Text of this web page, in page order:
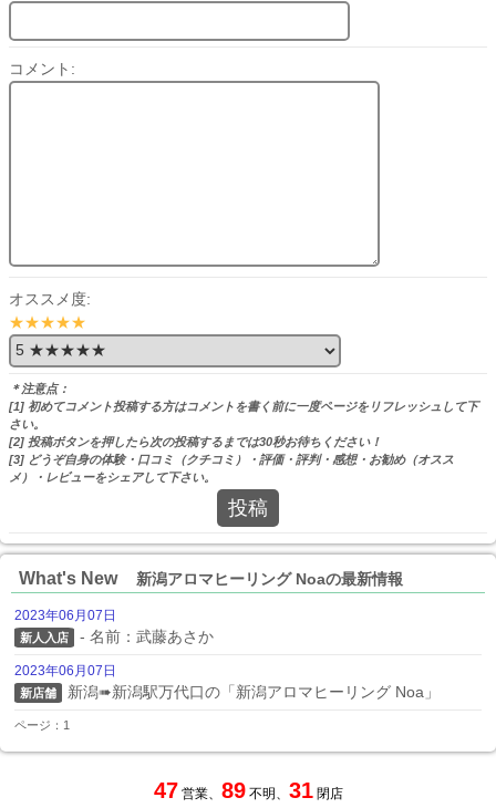
コメント:
オススメ度:
★★★★★
＊注意点：
[1] 初めてコメント投稿する方はコメントを書く前に一度ページをリフレッシュして下
さい。
[2] 投稿ボタンを押したら次の投稿するまでは30秒お待ちください！
[3] どうぞ自身の体験・口コミ（クチコミ）・評価・評判・感想・お勧め（オスス
メ）・レビューをシェアして下さい。
投稿
What's New 新潟アロマヒーリング Noaの最新情報
2023年06月07日
新人入店 - 名前：武藤あさか
2023年06月07日
新店舗 新潟➠新潟駅万代口の「新潟アロマヒーリング Noa」
ページ：1
47 営業、 89不明、 31閉店